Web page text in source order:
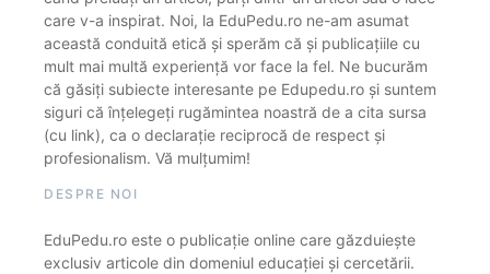
care v-a inspirat. Noi, la EduPedu.ro ne-am asumat
această conduită etică și sperăm că și publicațiile cu
mult mai multă experiență vor face la fel. Ne bucurăm
că găsiți subiecte interesante pe Edupedu.ro și suntem
siguri că înțelegeți rugămintea noastră de a cita sursa
(cu link), ca o declarație reciprocă de respect și
profesionalism. Vă mulțumim!
DESPRE NOI
EduPedu.ro este o publicație online care găzduiește
exclusiv articole din domeniul educației și cercetării.